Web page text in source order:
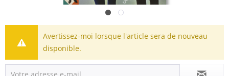
Avertissez-moi lorsque l'article sera de nouveau
disponible.